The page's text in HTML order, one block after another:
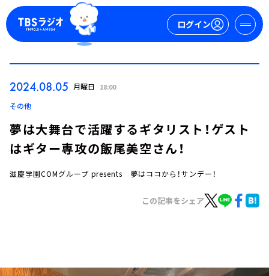
ログイン
2024.08.05 月曜日 18:00
その他
夢は大舞台で活躍するギタリスト！ゲスト
はギター専攻の飯尾美空さん！
滋慶学園COMグループ presents 夢はココから！サンデー！
この記事をシェア